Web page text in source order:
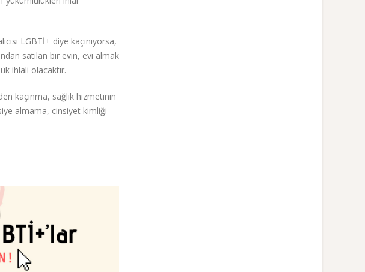
LGBTİ+ diye kaçınıyorsa,
satılan bir evin, evi almak
ihlali olacaktır.
kaçınma, sağlık hizmetinin
almama, cinsiyet kimliği